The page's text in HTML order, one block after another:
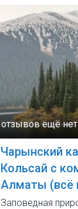
Чарынский
Кольсай с
Алматы (всё
Заповедная